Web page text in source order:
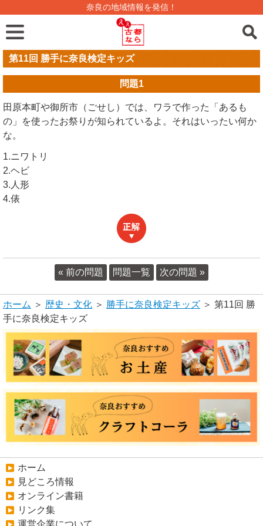
奈良の地域情報を発信！
第11回 勝手に奈良検定キッズ
問題1
田原本町や御所市（ごせし）では、ワラで作った「あるも
の」を使ったお祭りが知られているよ。それはいったい何か
な。
1.ニワトリ
2.ヘビ
3.人形
4.俵
« 前の問題 問題一覧 次の問題 »
ホーム ＞ 歴史・文化 ＞ 勝手に奈良検定キッズ ＞ 第11回 勝
手に奈良検定キッズ
ホーム
見どころ情報
オンライン書籍
リンク集